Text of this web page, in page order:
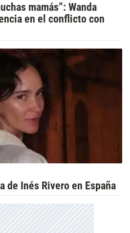
mamás”: Wanda
en el conflicto con
de Inés Rivero en España